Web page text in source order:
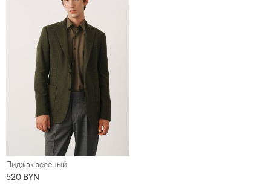
Пиджак зеленый
520 BYN